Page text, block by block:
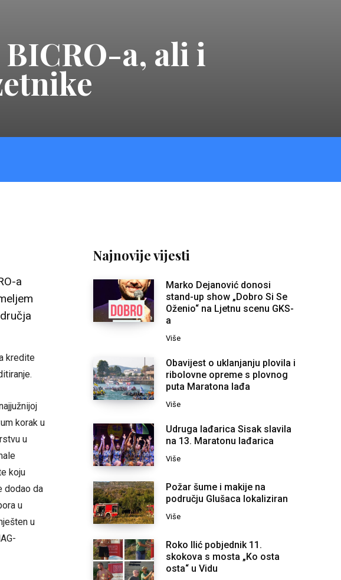
a, ali i
a
kredite
korak u
u
koju
dodao da
u
u
Najnovije vijesti
Marko Dejanović donosi
stand-up show „Dobro Si Se
Oženio“ na Ljetnu scenu GKS-
a
Više
Obavijest o uklanjanju plovila i
ribolovne opreme s plovnog
puta Maratona lađa
Više
Udruga lađarica Sisak slavila
na 13. Maratonu lađarica
Više
Požar šume i makije na
području Glušaca lokaliziran
Više
Roko Ilić pobjednik 11.
skokova s mosta „Ko osta
osta“ u Vidu